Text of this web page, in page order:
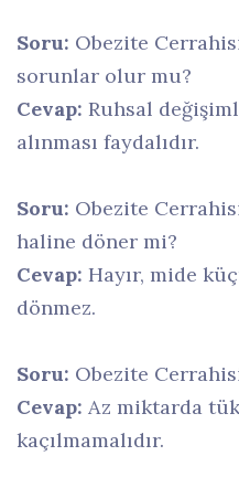
Soru: Obezite
sorunlar olur mu?
Cevap: Ruhsal
alınması faydalıdır.
Soru: Obezite
haline döner mi?
Cevap: Hayır, mide
dönmez.
Soru: Obezite
Cevap: Az miktarda
kaçılmamalıdır.